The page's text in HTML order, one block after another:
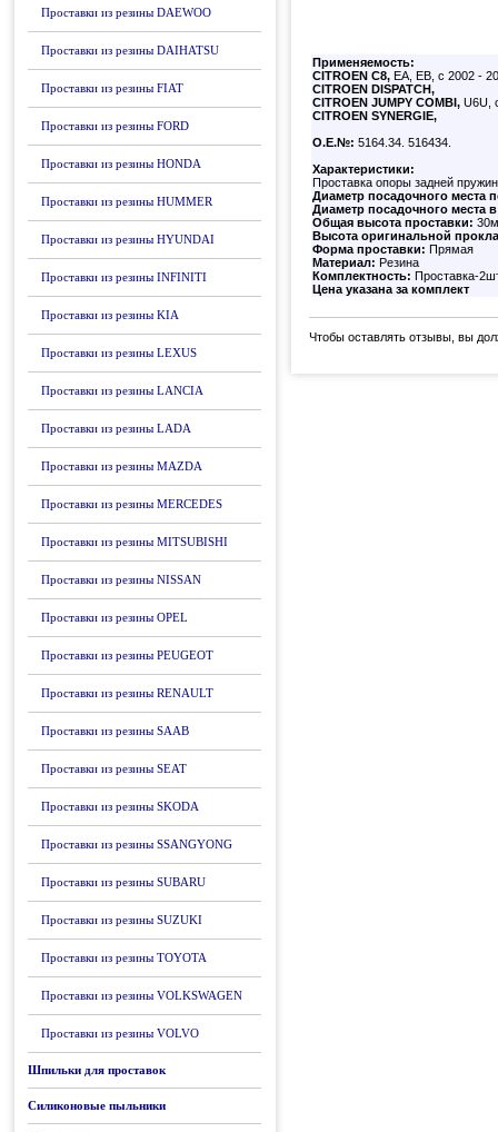
Проставки из резины DAEWOO
Проставки из резины DAIHATSU
Проставки из резины FIAT
Проставки из резины FORD
Проставки из резины HONDA
Проставки из резины HUMMER
Проставки из резины HYUNDAI
Проставки из резины INFINITI
Проставки из резины KIA
Проставки из резины LEXUS
Проставки из резины LANCIA
Проставки из резины LADA
Проставки из резины MAZDA
Проставки из резины MERCEDES
Проставки из резины MITSUBISHI
Проставки из резины NISSAN
Проставки из резины OPEL
Проставки из резины PEUGEOT
Проставки из резины RENAULT
Проставки из резины SAAB
Проставки из резины SEAT
Проставки из резины SKODA
Проставки из резины SSANGYONG
Проставки из резины SUBARU
Проставки из резины SUZUKI
Проставки из резины TOYOTA
Проставки из резины VOLKSWAGEN
Проставки из резины VOLVO
Шпильки для проставок
Силиконовые пыльники
Применяемость:
CITROEN C8, EA, EB, с 2002 -
CITROEN DISPATCH,
CITROEN JUMPY COMBI, U6U,
CITROEN SYNERGIE,
О.Е.№: 5164.34. 516434.
Характеристики:
Проставка опоры задней
Диаметр посадочного места
Диаметр посадочного места
Общая высота проставки:
Высота оригинальной
Форма проставки: Прямая
Материал: Резина
Комплектность: Проставка-
Цена указана за комплект
Чтобы оставлять отзывы, вы